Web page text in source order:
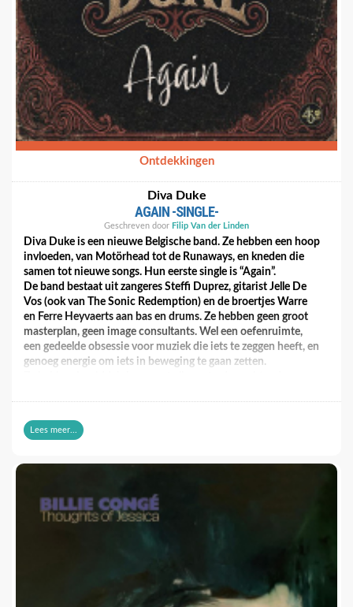
Ontdekkingen
Diva Duke
AGAIN -SINGLE-
Geschreven door Filip Van der Linden
Diva Duke is een nieuwe Belgische band. Ze hebben een hoop
invloeden, van Motörhead tot de Runaways, en kneden die
samen tot nieuwe songs. Hun eerste single is “Again”.
De band bestaat uit zangeres Steffi Duprez, gitarist Jelle De
Vos (ook van The Sonic Redemption) en de broertjes Warre
en Ferre Heyvaerts aan bas en drums. Ze hebben geen groot
masterplan, geen image consultants. Wel een oefenruimte,
een gedeelde obsessie voor muziek die iets te zeggen heeft, en
genoeg energie om iets in beweging te gaan zetten.
kracht die je voelt als je stopt met uitleggen en gewoon
doorzet. Rauw, direct en zonder omwegen. We horen een
En de productie is prima.
willen zien.
https://www.youtube.com/watch?v=ARRl0ULhqro
Lees meer...